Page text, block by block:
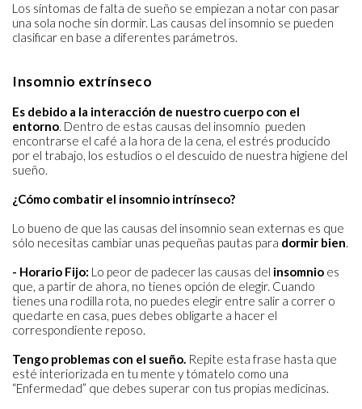
Los síntomas de falta de sueño se empiezan a notar con pasar
una sola noche sin dormir. Las causas del insomnio se pueden
clasificar en base a diferentes parámetros.
Insomnio extrínseco
Es debido a la interacción de nuestro cuerpo con el
entorno. Dentro de estas causas del insomnio pueden
encontrarse el café a la hora de la cena, el estrés producido
por el trabajo, los estudios o el descuido de nuestra higiene del
sueño.
¿Cómo combatir el insomnio intrínseco?
Lo bueno de que las causas del insomnio sean externas es que
sólo necesitas cambiar unas pequeñas pautas para dormir bien.
- Horario Fijo: Lo peor de padecer las causas del insomnio es
que, a partir de ahora, no tienes opción de elegir. Cuando
tienes una rodilla rota, no puedes elegir entre salir a correr o
quedarte en casa, pues debes obligarte a hacer el
correspondiente reposo.
Tengo problemas con el sueño. Repite esta frase hasta que
esté interiorizada en tu mente y tómatelo como una
“Enfermedad” que debes superar con tus propias medicinas.